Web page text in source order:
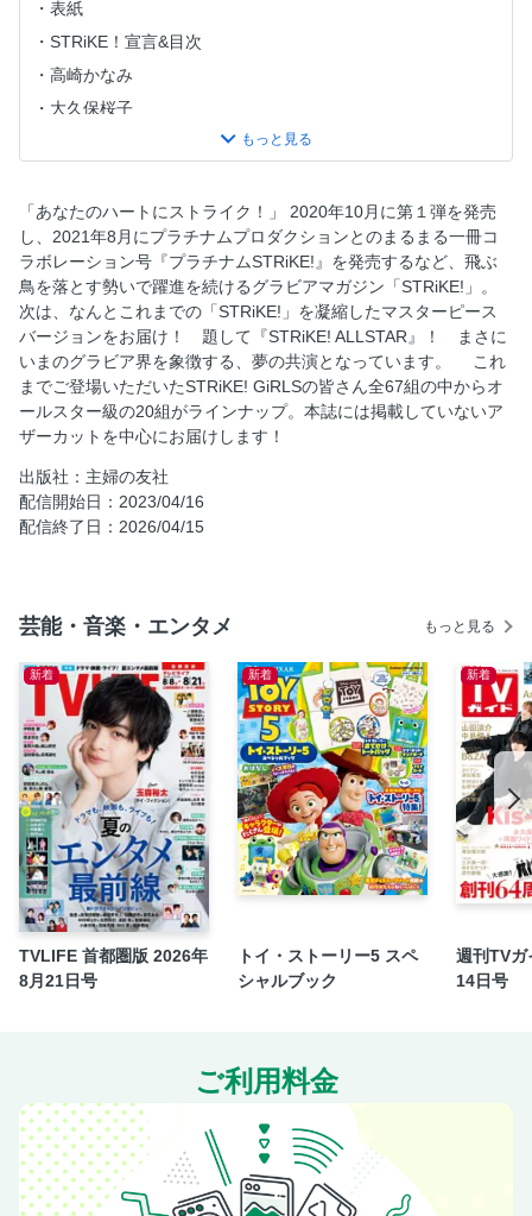
表紙
STRiKE！宣言&目次
高崎かなみ
大久保桜子
黒嵜菜々子
菊地姫奈
沢口愛華
桃月なしこ
小山璃奈
雪平莉左
熊澤風花
由良ゆら
船井美玖
横野すみれ
南みゆか
村島未悠
東雲うみ
小鳥遊るい&近藤沙瑛子
Information
奥付
STRiKE！
裏表紙
「あなたのハートにストライク！」 2020年10月に第１弾を発売
し、2021年8月にプラチナムプロダクションとのまるまる一冊コ
ラボレーション号『プラチナムSTRiKE!』を発売するなど、飛ぶ
鳥を落とす勢いで躍進を続けるグラビアマガジン「STRiKE!」。
次は、なんとこれまでの「STRiKE!」を凝縮したマスターピース
バージョンをお届け！ 題して『STRiKE! ALLSTAR』！ まさに
いまのグラビア界を象徴する、夢の共演となっています。 これ
までご登場いただいたSTRiKE! GiRLSの皆さん全67組の中からオ
ールスター級の20組がラインナップ。本誌には掲載していないア
ザーカットを中心にお届けします！
出版社：主婦の友社
配信開始日：2023/04/16
配信終了日：2026/04/15
芸能・音楽・エンタメ もっと見る
新着
TVLIFE 首都圏版 2026年
8月21日号
新着
トイ・ストーリー5 スペ
シャルブック
新着
週刊TV
14日号
ご利用料金